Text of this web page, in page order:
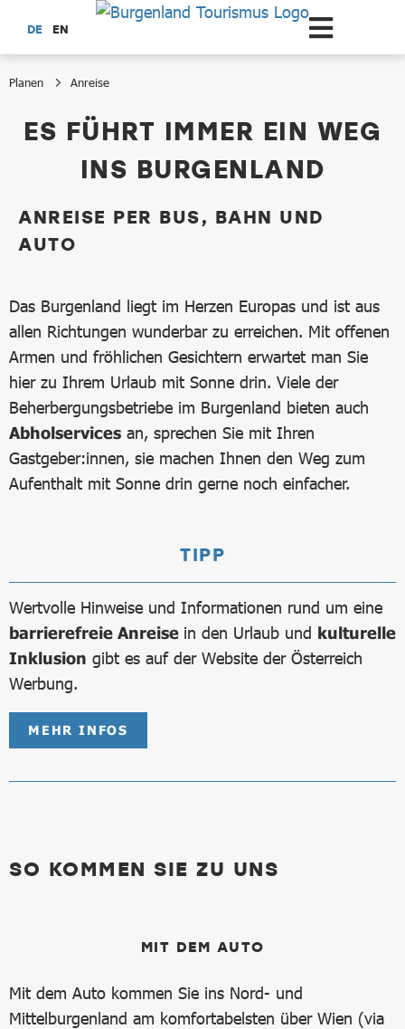
Zum Hauptinhalt springen
DE EN
Planen Anreise
AnreiseES FÜHRT IMMER EIN WEG
INS BURGENLAND
ANREISE PER BUS, BAHN UND
AUTO
Das Burgenland liegt im Herzen Europas und ist aus
allen Richtungen wunderbar zu erreichen. Mit offenen
Armen und fröhlichen Gesichtern erwartet man Sie
hier zu Ihrem Urlaub mit Sonne drin. Viele der
Beherbergungsbetriebe im Burgenland bieten auch
Abholservices an, sprechen Sie mit Ihren
Gastgeber:innen, sie machen Ihnen den Weg zum
Aufenthalt mit Sonne drin gerne noch einfacher.
TIPP
Wertvolle Hinweise und Informationen rund um eine
barrierefreie Anreise in den Urlaub und kulturelle
Inklusion gibt es auf der Website der Österreich
Werbung.
MEHR INFOS
SO KOMMEN SIE ZU UNS
MIT DEM AUTO
Mit dem Auto kommen Sie ins Nord- und
Mittelburgenland am komfortabelsten über Wien (via